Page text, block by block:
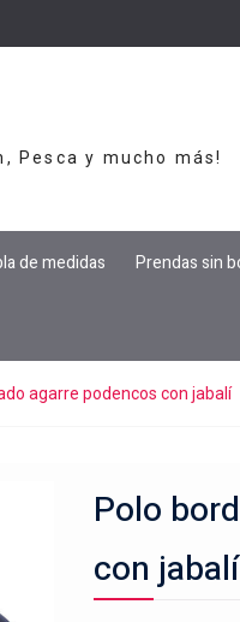
Pesca y mucho más!
de medidas Prendas sin
agarre podencos con jabalí
Polo
con jabalí